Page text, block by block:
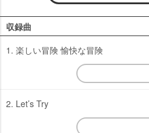
収録曲
1. 楽しい冒険 愉快な冒険
2. Let’s Try